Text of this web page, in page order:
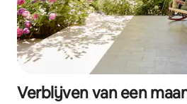
Verblijven van een